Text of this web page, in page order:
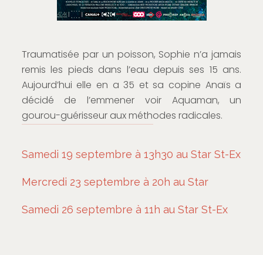
Traumatisée par un poisson, Sophie n’a jamais
remis les pieds dans l’eau depuis ses 15 ans.
Aujourd’hui elle en a 35 et sa copine Anaïs a
décidé de l’emmener voir Aquaman, un
gourou-guérisseur aux méthodes radicales.
Samedi 19 septembre à 13h30 au Star St-Ex
Mercredi 23 septembre à 20h au Star
Samedi 26 septembre à 11h au Star St-Ex